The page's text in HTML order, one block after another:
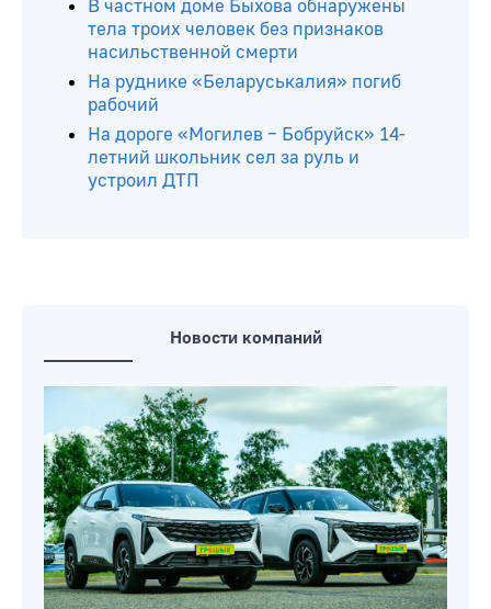
В частном доме Быхова обнаружены
тела троих человек без признаков
насильственной смерти
На руднике «Беларуськалия» погиб
рабочий
На дороге «Могилев – Бобруйск» 14-
летний школьник сел за руль и
устроил ДТП
Новости компаний